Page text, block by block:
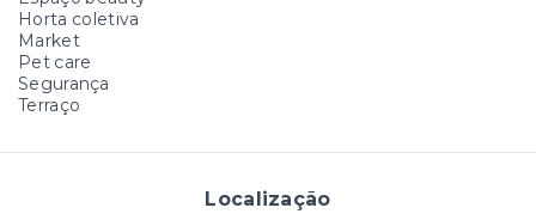
Horta coletiva
Market
Pet care
Segurança
Terraço
Localização